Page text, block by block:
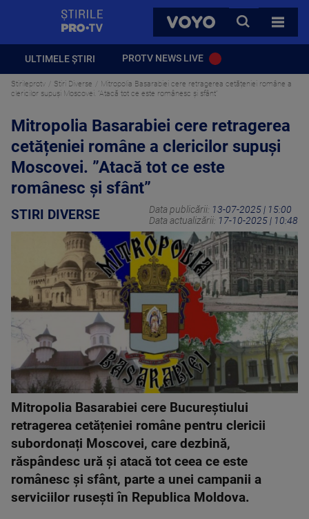
VOYO
CAUTA
TOATE
ULTIMELE ȘTIRI PROTV NEWS LIVE
Stirileprotv Stiri Diverse
Mitropolia Basarabiei cere retragerea cetățeniei române a
clericilor supuși Moscovei. ”Atacă tot ce este românesc și sfânt”
Mitropolia Basarabiei cere retragerea
cetățeniei române a clericilor supuși
Moscovei. ”Atacă tot ce este
românesc și sfânt”
STIRI DIVERSE Data publicării: 13-07-2025 | 15:00
Data actualizării: 17-10-2025 | 10:48
Mitropolia Basarabiei cere Bucureștiului
retragerea cetățeniei române pentru clericii
subordonați Moscovei, care dezbină,
răspândesc ură și atacă tot ceea ce este
românesc și sfânt, parte a unei campanii a
serviciilor rusești în Republica Moldova.